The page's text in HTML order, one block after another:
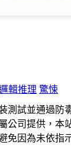
輯推理 驚悚
測試並通過
司提供，
因為未依